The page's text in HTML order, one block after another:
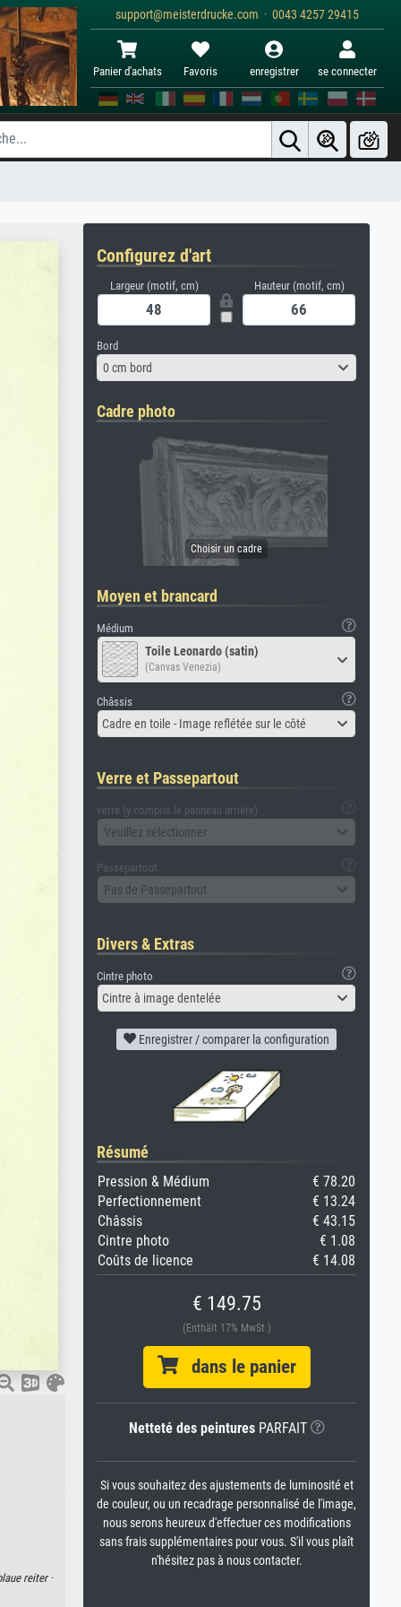
support@meisterdrucke.com · 0043 4257 29415
Panier d'achats Favoris enregistrer se connecter
reiter ·
Configurez d'art
Largeur (motif, cm) Hauteur (motif, cm)
Bord
0 cm bord
Cadre photo
Moyen et brancard
Médium
Toile Leonardo (satin)
(Canvas Venezia)
Châssis
Cadre en toile - Image reflétée sur le côté
Verre et Passepartout
verre (y compris le panneau arrière)
Veuillez sélectionner
Passepartout
Pas de Passepartout
Divers & Extras
Cintre photo
Cintre à image dentelée
Enregistrer / comparer la configuration
Résumé
Pression & Médium
€ 78.20
Perfectionnement
€ 13.24
Châssis
€ 43.15
Cintre photo
€ 1.08
Coûts de licence
€ 14.08
€ 149.75
(Enthält 17% MwSt.)
dans le panier
Netteté des peinturesPARFAIT
Si vous souhaitez des ajustements de luminosité et
de couleur, ou un recadrage personnalisé de l'image,
nous serons heureux d'effectuer ces modifications
sans frais supplémentaires pour vous. S'il vous plaît
n'hésitez pas à nous contacter.